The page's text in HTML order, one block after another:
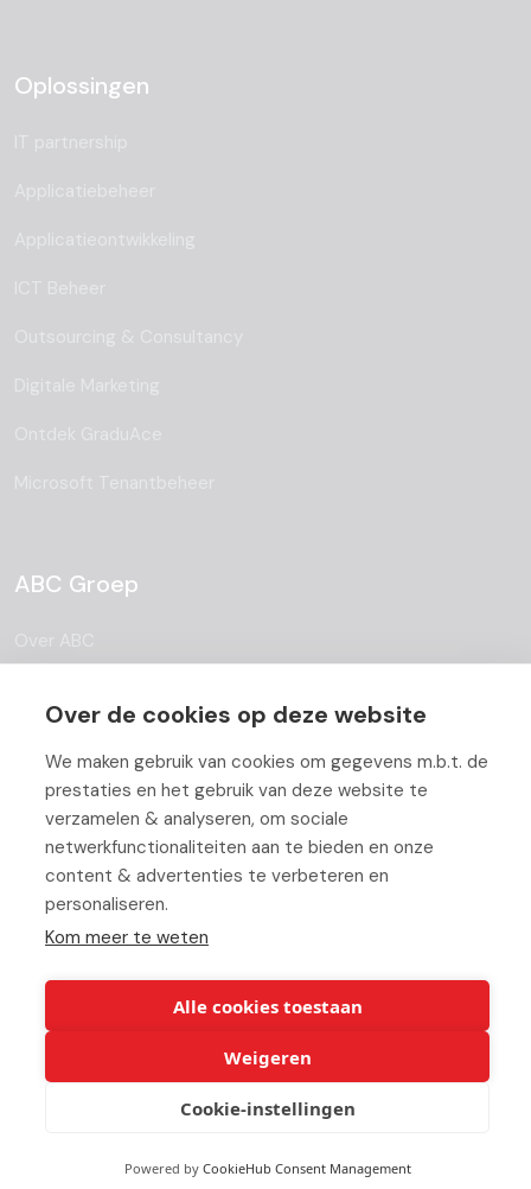
Oplossingen
ABC Groep
Over ABC
Blog
Partners
Contact
Werken bij ABC
© Copyright 2026 ABC-Groep |Cookie verklaring
Over de cookies op deze website
We maken gebruik van cookies om gegevens m.b.t. de
prestaties en het gebruik van deze website te
verzamelen & analyseren, om sociale
netwerkfunctionaliteiten aan te bieden en onze
content & advertenties te verbeteren en
personaliseren.
Kom meer te weten
Alle cookies toestaan
Weigeren
Cookie-instellingen
Powered by CookieHub Consent Management